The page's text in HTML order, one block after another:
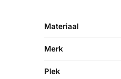
Materiaal
Merk
Plek